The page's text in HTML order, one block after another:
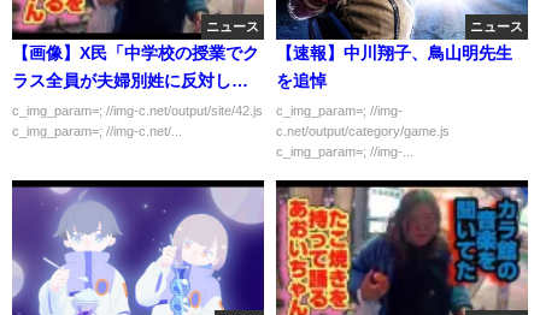
ニュース
【画像】X民「中学校の授業でク
ラス全員が夫婦別姓に反対し
た！」←2万いいね
c_img_param=; //img-c.net/output/site/42.js
c_img_param=; //img-c.net/...
ニュース
【速報】中川翔子、鳥山明先生
を追悼
c_img_param=; //img-
c.net/output/category/game.js
c_img_param=; //img-...